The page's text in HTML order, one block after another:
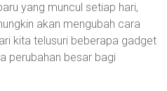
yang muncul setiap hari,
akan mengubah cara
kita telusuri beberapa gadget
perubahan besar bagi